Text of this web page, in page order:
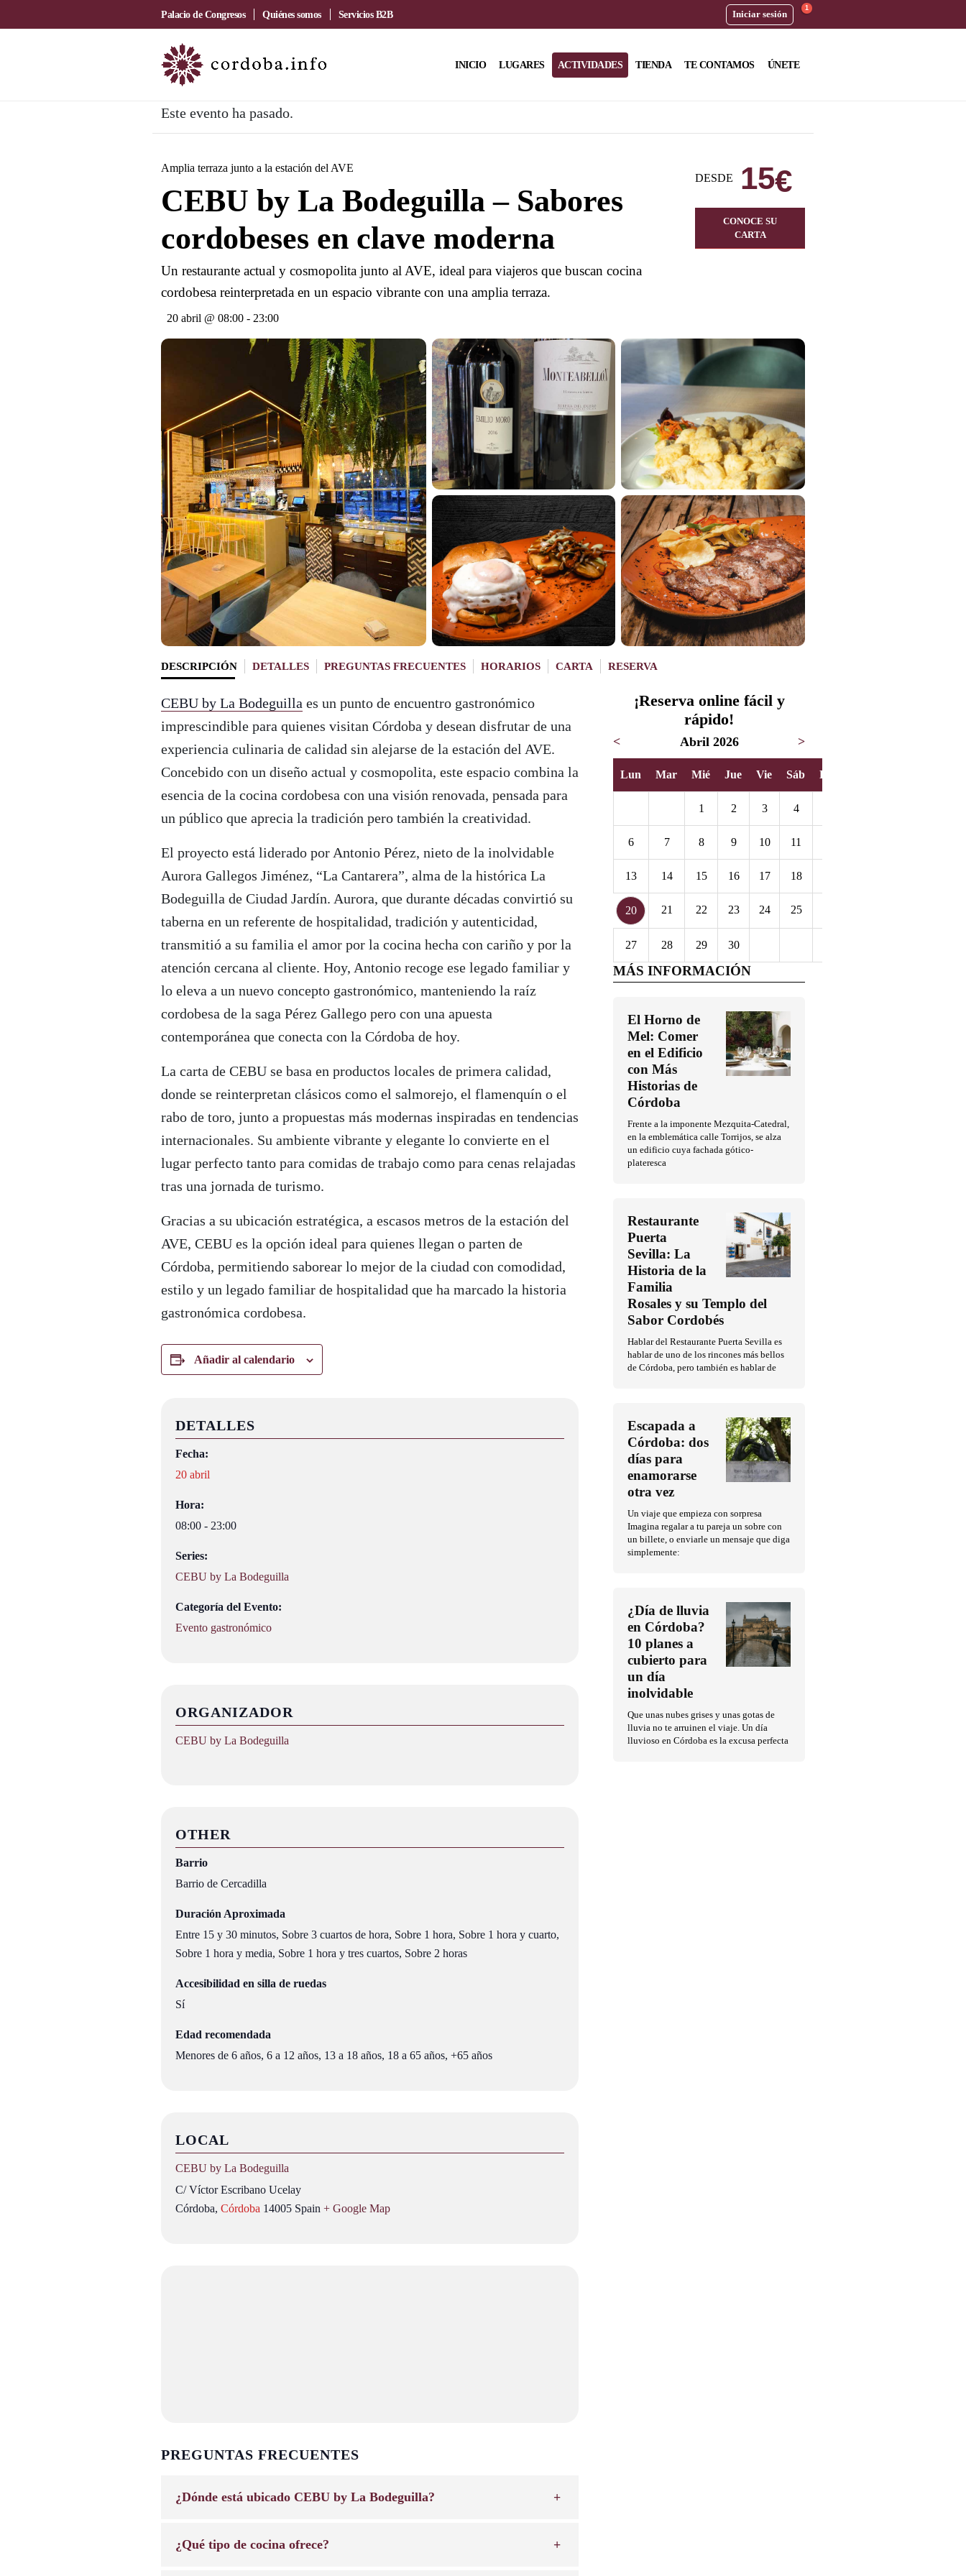
Palacio de Congresos Quiénes somos Servicios B2B Iniciar sesión
1
INICIO LUGARES ACTIVIDADES TIENDA TE CONTAMOS ÚNETE
Este evento ha pasado.
Amplia terraza junto a la estación del AVE
CEBU by La Bodeguilla – Sabores
cordobeses en clave moderna
Un restaurante actual y cosmopolita junto al AVE, ideal para viajeros que buscan cocina
cordobesa reinterpretada en un espacio vibrante con una amplia terraza.
DESDE 15€
CONOCE SU
CARTA
20 abril @ 08:00 - 23:00
DESCRIPCIÓN DETALLES PREGUNTAS FRECUENTES HORARIOS CARTA RESERVA
CEBU by La Bodeguilla es un punto de encuentro gastronómico
imprescindible para quienes visitan Córdoba y desean disfrutar de una
experiencia culinaria de calidad sin alejarse de la estación del AVE.
Concebido con un diseño actual y cosmopolita, este espacio combina la
esencia de la cocina cordobesa con una visión renovada, pensada para
un público que aprecia la tradición pero también la creatividad.
El proyecto está liderado por Antonio Pérez, nieto de la inolvidable
Aurora Gallegos Jiménez, “La Cantarera”, alma de la histórica La
Bodeguilla de Ciudad Jardín. Aurora, que durante décadas convirtió su
taberna en un referente de hospitalidad, tradición y autenticidad,
transmitió a su familia el amor por la cocina hecha con cariño y por la
atención cercana al cliente. Hoy, Antonio recoge ese legado familiar y
lo eleva a un nuevo concepto gastronómico, manteniendo la raíz
cordobesa de la saga Pérez Gallego pero con una apuesta
contemporánea que conecta con la Córdoba de hoy.
La carta de CEBU se basa en productos locales de primera calidad,
donde se reinterpretan clásicos como el salmorejo, el flamenquín o el
rabo de toro, junto a propuestas más modernas inspiradas en tendencias
internacionales. Su ambiente vibrante y elegante lo convierte en el
lugar perfecto tanto para comidas de trabajo como para cenas relajadas
tras una jornada de turismo.
Gracias a su ubicación estratégica, a escasos metros de la estación del
AVE, CEBU es la opción ideal para quienes llegan o parten de
Córdoba, permitiendo saborear lo mejor de la ciudad con comodidad,
estilo y un legado familiar de hospitalidad que ha marcado la historia
gastronómica cordobesa.
Añadir al calendario
DETALLES
Fecha:
20 abril
Hora:
08:00 - 23:00
Series:
CEBU by La Bodeguilla
Categoría del Evento:
Evento gastronómico
ORGANIZADOR
CEBU by La Bodeguilla
OTHER
Barrio
Barrio de Cercadilla
Duración Aproximada
Entre 15 y 30 minutos, Sobre 3 cuartos de hora, Sobre 1 hora, Sobre 1 hora y cuarto,
Sobre 1 hora y media, Sobre 1 hora y tres cuartos, Sobre 2 horas
Accesibilidad en silla de ruedas
Sí
Edad recomendada
Menores de 6 años, 6 a 12 años, 13 a 18 años, 18 a 65 años, +65 años
LOCAL
CEBU by La Bodeguilla
C/ Víctor Escribano Ucelay
Córdoba, Córdoba 14005 Spain + Google Map
PREGUNTAS FRECUENTES
¿Dónde está ubicado CEBU by La Bodeguilla?
¿Qué tipo de cocina ofrece?
¡Reserva online fácil y
rápido!
< Abril 2026 >
Lun Mar Mié Jue Vie Sáb Dom
1 2 3 4
6 7 8 9 10 11
13 14 15 16 17 18
20 21 22 23 24 25
27 28 29 30
MÁS INFORMACIÓN
El Horno de
Mel: Comer
en el Edificio
con Más
Historias de
Córdoba
Frente a la imponente Mezquita-Catedral,
en la emblemática calle Torrijos, se alza
un edificio cuya fachada gótico-
plateresca
Restaurante
Puerta
Sevilla: La
Historia de la
Familia
Rosales y su Templo del
Sabor Cordobés
Hablar del Restaurante Puerta Sevilla es
hablar de uno de los rincones más bellos
de Córdoba, pero también es hablar de
Escapada a
Córdoba: dos
días para
enamorarse
otra vez
Un viaje que empieza con sorpresa
Imagina regalar a tu pareja un sobre con
un billete, o enviarle un mensaje que diga
simplemente:
¿Día de lluvia
en Córdoba?
10 planes a
cubierto para
un día
inolvidable
Que unas nubes grises y unas gotas de
lluvia no te arruinen el viaje. Un día
lluvioso en Córdoba es la excusa perfecta